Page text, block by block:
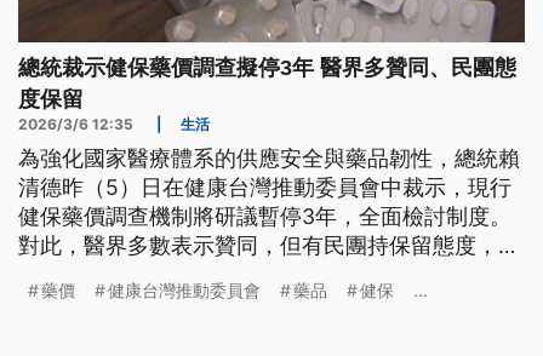
總統裁示健保藥價調查擬停3年 醫界多贊同、民團態
度保留
2026/3/6 12:35 生活
為強化國家醫療體系的供應安全與藥品韌性，總統賴
清德昨（5）日在健康台灣推動委員會中裁示，現行
健保藥價調查機制將研議暫停3年，全面檢討制度。
對此，醫界多數表示贊同，但有民團持保留態度，認
和食藥署配合，共同盤點藥品供應韌性，再決定具體
藥價 健康台灣推動委員會 藥品 健保 ...